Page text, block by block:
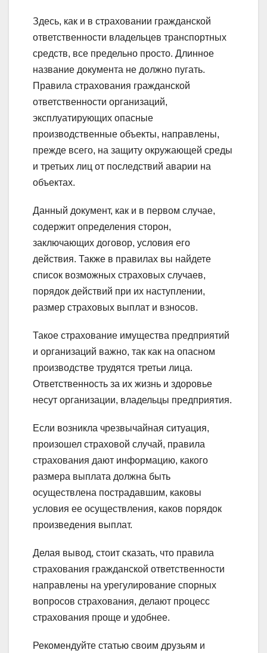
Здесь, как и в страховании гражданской
ответственности владельцев транспортных
средств, все предельно просто. Длинное
название документа не должно пугать.
Правила страхования гражданской
ответственности организаций,
эксплуатирующих опасные
производственные объекты, направлены,
прежде всего, на защиту окружающей среды
и третьих лиц от последствий аварии на
объектах.
Данный документ, как и в первом случае,
содержит определения сторон,
заключающих договор, условия его
действия. Также в правилах вы найдете
список возможных страховых случаев,
порядок действий при их наступлении,
размер страховых выплат и взносов.
Такое страхование имущества предприятий
и организаций важно, так как на опасном
производстве трудятся третьи лица.
Ответственность за их жизнь и здоровье
несут организации, владельцы предприятия.
Если возникла чрезвычайная ситуация,
произошел страховой случай, правила
страхования дают информацию, какого
размера выплата должна быть
осуществлена пострадавшим, каковы
условия ее осуществления, каков порядок
произведения выплат.
Делая вывод, стоит сказать, что правила
страхования гражданской ответственности
направлены на урегулирование спорных
вопросов страхования, делают процесс
страхования проще и удобнее.
Рекомендуйте статью своим друзьям и